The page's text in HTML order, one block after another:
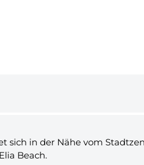
sich in der Nähe vom
Beach.